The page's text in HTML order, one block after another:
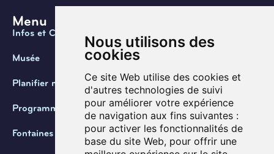
Nous utilisons des
cookies
Ce site Web utilise des cookies et
d'autres technologies de suivi
pour améliorer votre expérience
de navigation aux fins suivantes :
pour activer les fonctionnalités de
base du site Web, pour offrir une
Menu
Infos et Contact
Musée
Planifier ma visite
Programmation
Fontaines de Belgique